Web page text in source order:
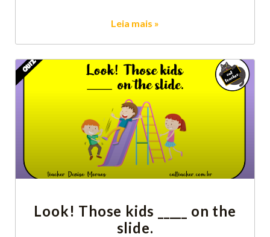
Leia mais »
Look! Those kids _____ on the
slide.